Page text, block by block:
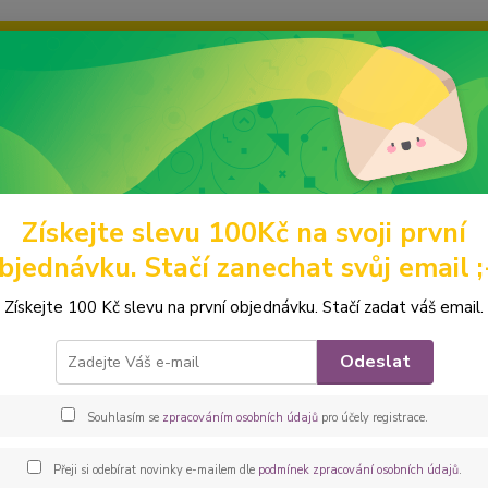
grafiku? Mám jich mnohem víc – napište mi a společně
Hledat
Módní doplňky a drobnosti KOSMETICKÉ TAŠTIČKY A KUFŘÍKY
kosmetická taštička
Získejte slevu 100Kč na svoji první
Stačí zanechat svůj email
Získejte 100 Kč slevu na první objednávku. Stačí zadat váš email.
Odeslat
Souhlasím se zpracováním osobních údajůpro účely registrace.
Přeji si odebírat novinky e-mailem dle podmínek zpracování osobních údajů.